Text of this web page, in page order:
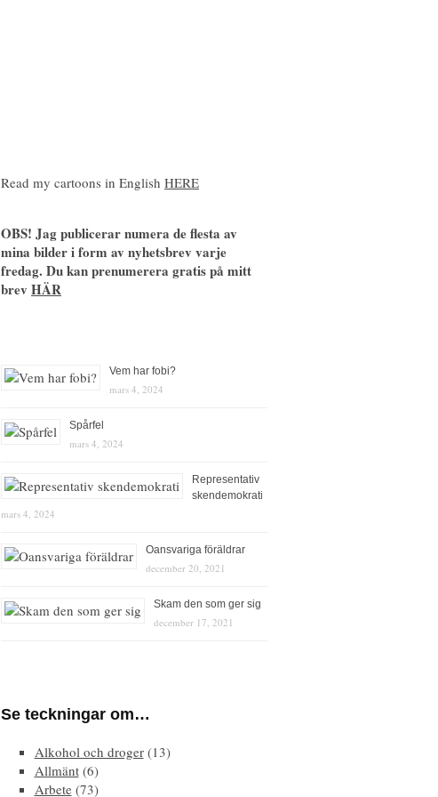
Read my cartoons in English HERE
OBS! Jag publicerar numera de flesta av
mina bilder i form av nyhetsbrev varje
fredag. Du kan prenumerera gratis på mitt
brev HÄR
Vem har fobi?
mars 4, 2024
Spårfel
mars 4, 2024
Representativ
skendemokrati
mars 4, 2024
Oansvariga föräldrar
december 20, 2021
Skam den som ger sig
december 17, 2021
Se teckningar om…
Alkohol och droger(13)
Allmänt(6)
Arbete(73)